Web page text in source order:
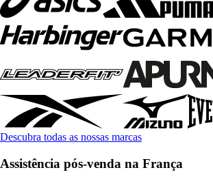
Descubra todas as nossas marcas
Assistência pós-venda na França